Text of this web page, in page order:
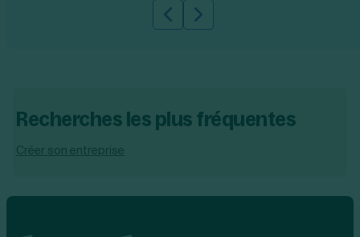
Slide précédente
Slide suivante
Recherches les plus fréquentes
Créer son entreprise